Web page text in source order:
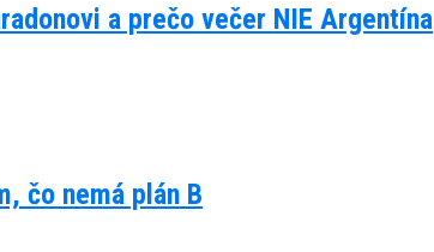
a prečo večer NIE Argentína
čo nemá plán B